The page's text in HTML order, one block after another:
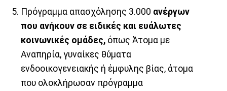
Πρόγραμμα απασχόλησης 3.000 ανέργων
που ανήκουν σε ειδικές και ευάλωτες
κοινωνικές ομάδες, όπως Άτομα με
Αναπηρία, γυναίκες θύματα
ενδοοικογενειακής ή έμφυλης βίας, άτομα
που ολοκλήρωσαν πρόγραμμα